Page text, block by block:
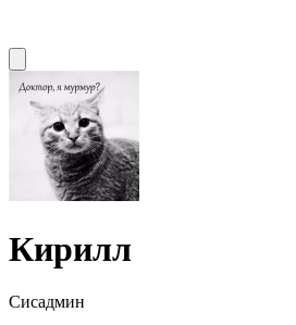
Кирилл
Сисадмин